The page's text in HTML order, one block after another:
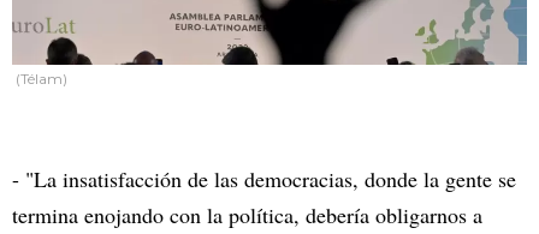
(Télam)
- "La insatisfacción de las democracias, donde la gente se
termina enojando con la política, debería obligarnos a